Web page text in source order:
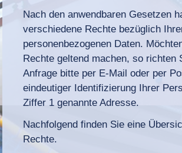
Nach den anwendbaren Gesetzen
verschiedene Rechte bezüglich
personenbezogenen Daten.
Rechte geltend machen, so richten
Anfrage bitte per E-Mail oder per
eindeutiger Identifizierung Ihrer
Ziffer 1 genannte Adresse.
Nachfolgend finden Sie eine
Rechte.